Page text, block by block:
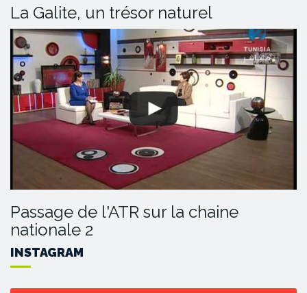
La Galite, un trésor naturel
Passage de l'ATR sur la chaine
nationale 2
INSTAGRAM